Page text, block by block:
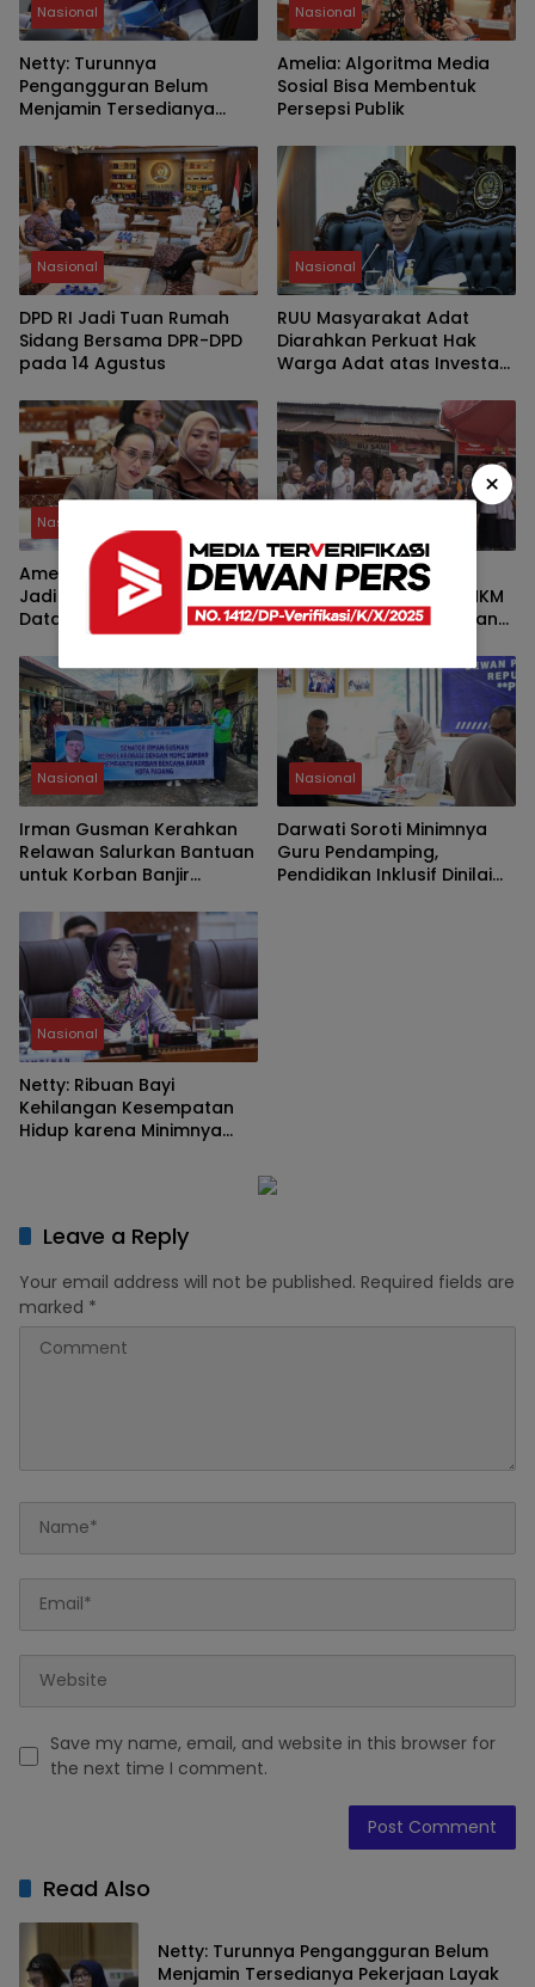
Nasional
Netty: Turunnya
Pengangguran Belum
Menjamin Tersedianya
Nasional
Amelia: Algoritma Media
Sosial Bisa Membentuk
Persepsi Publik
Nasional
DPD RI Jadi Tuan Rumah
Sidang Bersama DPR-DPD
pada 14 Agustus
Nasional
RUU Masyarakat Adat
Diarahkan Perkuat Hak
Warga Adat atas Investasi
Nasional
Amelia: Kasus Bryan Ebem
Jadi Alarm Perlindungan
Data Pribadi
Yashinta Soroti
Pendapatan Pelaku UMKM
Menurun, Minta Kebijakan
Nasional
Irman Gusman Kerahkan
Relawan Salurkan Bantuan
untuk Korban Banjir
Nasional
Darwati Soroti Minimnya
Guru Pendamping,
Pendidikan Inklusif Dinilai
Nasional
Netty: Ribuan Bayi
Kehilangan Kesempatan
Hidup karena Minimnya
Leave a Reply
Your email address will not be published. Required fields are
marked *
Save my name, email, and website in this browser for
the next time I comment.
Read Also
Netty: Turunnya Pengangguran Belum
Menjamin Tersedianya Pekerjaan Layak
×